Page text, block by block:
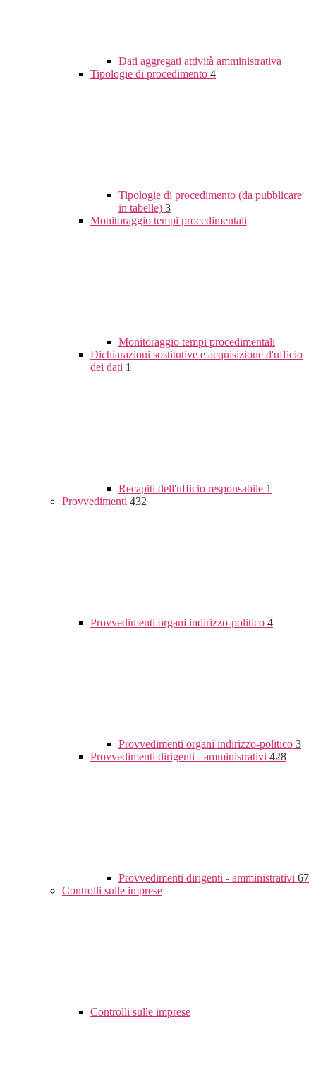
Dati aggregati attività amministrativa
Tipologie di procedimento 4
Tipologie di procedimento (da pubblicare
in tabelle) 3
Monitoraggio tempi procedimentali
Monitoraggio tempi procedimentali
Dichiarazioni sostitutive e acquisizione d'ufficio
dei dati 1
Recapiti dell'ufficio responsabile 1
Provvedimenti 432
Provvedimenti organi indirizzo-politico 4
Provvedimenti organi indirizzo-politico 3
Provvedimenti dirigenti - amministrativi 428
Provvedimenti dirigenti - amministrativi 67
Controlli sulle imprese
Controlli sulle imprese